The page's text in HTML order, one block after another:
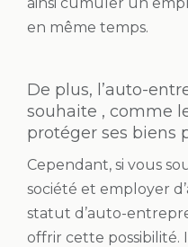
en même temps.
De plus, l’auto-
souhaite , comme
protéger ses biens
Cependant, si vous
société et employer
statut d’auto-
offrir cette possibilité.